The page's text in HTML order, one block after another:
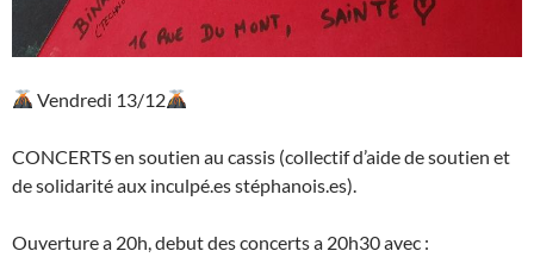
Vendredi 13/12
CONCERTS en soutien au cassis (collectif d’aide de soutien et
de solidarité aux inculpé.es stéphanois.es).
Ouverture a 20h, debut des concerts a 20h30 avec :